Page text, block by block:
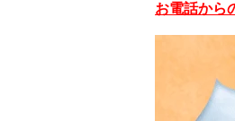
お電話から